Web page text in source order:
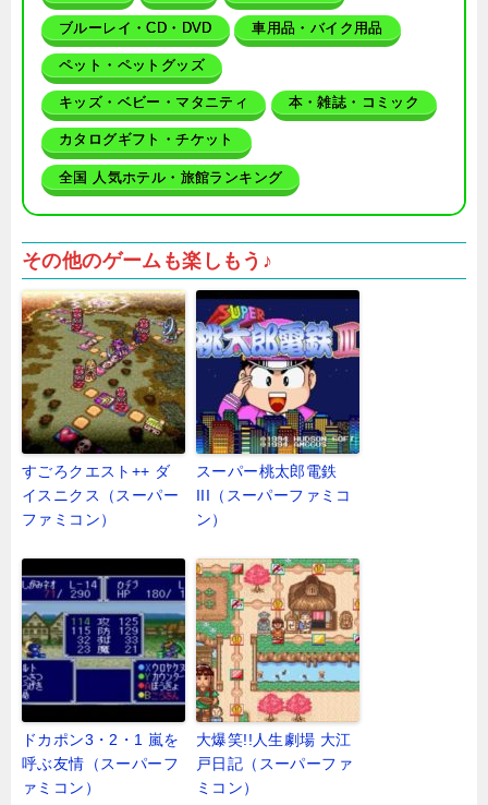
ブルーレイ・CD・DVD 車用品・バイク用品
ペット・ペットグッズ
キッズ・ベビー・マタニティ 本・雑誌・コミック
カタログギフト・チケット
全国 人気ホテル・旅館ランキング
その他のゲームも楽しもう♪
すごろクエスト++ ダ
イスニクス（スーパー
ファミコン）
スーパー桃太郎電鉄
III（スーパーファミコ
ン）
ドカポン3・2・1 嵐を
呼ぶ友情（スーパーフ
ァミコン）
大爆笑!!人生劇場 大江
戸日記（スーパーファ
ミコン）